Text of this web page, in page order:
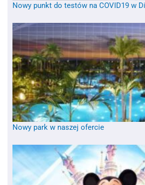
Nowy punkt do testów na COVID19 w
Nowy park w naszej ofercie